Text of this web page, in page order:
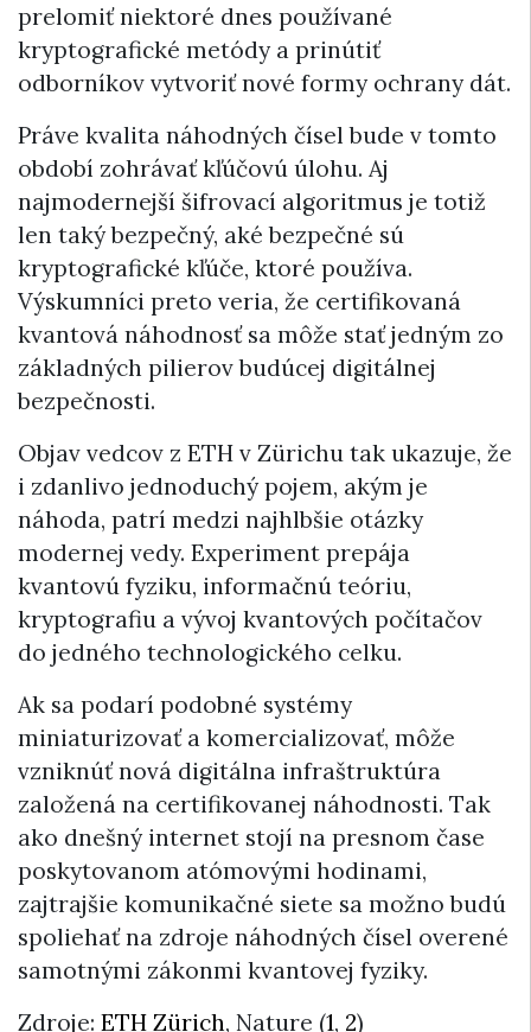
prelomiť niektoré dnes používané
kryptografické metódy a prinútiť
odborníkov vytvoriť nové formy ochrany dát.
Práve kvalita náhodných čísel bude v tomto
období zohrávať kľúčovú úlohu. Aj
najmodernejší šifrovací algoritmus je totiž
len taký bezpečný, aké bezpečné sú
kryptografické kľúče, ktoré používa.
Výskumníci preto veria, že certifikovaná
kvantová náhodnosť sa môže stať jedným zo
základných pilierov budúcej digitálnej
bezpečnosti.
Objav vedcov z ETH v Zürichu tak ukazuje, že
i zdanlivo jednoduchý pojem, akým je
náhoda, patrí medzi najhlbšie otázky
modernej vedy. Experiment prepája
kvantovú fyziku, informačnú teóriu,
kryptografiu a vývoj kvantových počítačov
do jedného technologického celku.
Ak sa podarí podobné systémy
miniaturizovať a komercializovať, môže
vzniknúť nová digitálna infraštruktúra
založená na certifikovanej náhodnosti. Tak
ako dnešný internet stojí na presnom čase
poskytovanom atómovými hodinami,
zajtrajšie komunikačné siete sa možno budú
spoliehať na zdroje náhodných čísel overené
samotnými zákonmi kvantovej fyziky.
Zdroje: ETH Zürich, Nature (1, 2)